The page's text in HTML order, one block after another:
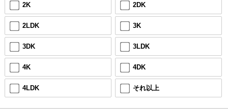
2K 2DK
2LDK 3K
3DK 3LDK
4K 4DK
4LDK それ以上